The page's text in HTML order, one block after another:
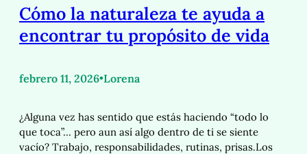
Cómo la naturaleza te ayuda a
encontrar tu propósito de vida
febrero 11, 2026•Lorena
¿Alguna vez has sentido que estás haciendo “todo lo
que toca”… pero aun así algo dentro de ti se siente
vacío? Trabajo, responsabilidades, rutinas, prisas.Los